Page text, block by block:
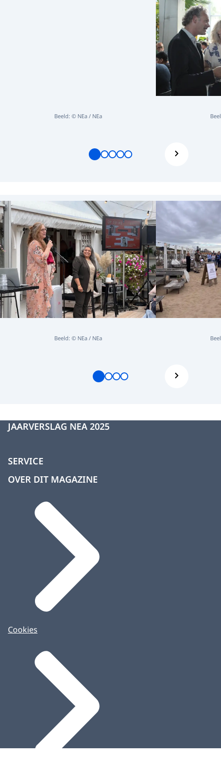
Beeld: © NEa / NEa
Beeld: © NEa / NEa
JAARVERSLAG NEA 2025
SERVICE
OVER DIT MAGAZINE
Cookies